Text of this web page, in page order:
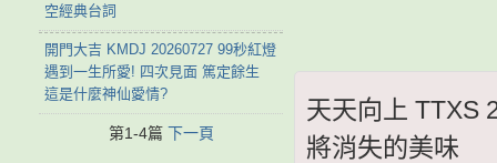
天天向上 TTXS
將消失的美味
空經典台詞
開門大吉 KMDJ 20260727 99秒紅燈
遇到一生所愛! 四次見面 篤定餘生
這是什麼神仙愛情?
第1-4篇 下一頁